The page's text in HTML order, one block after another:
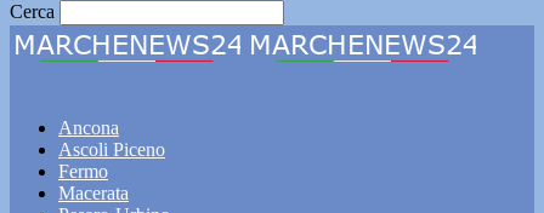
Cerca
Ancona
Ascoli Piceno
Fermo
Macerata